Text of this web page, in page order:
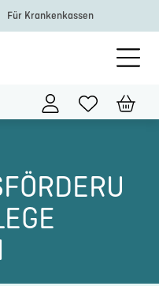
Für Krankenkassen